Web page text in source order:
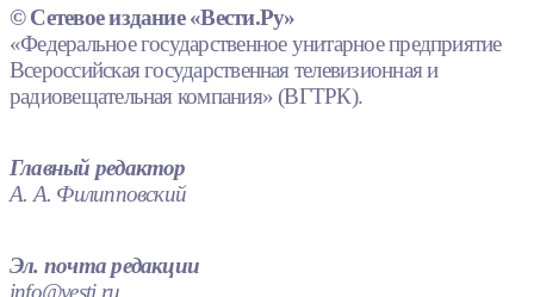
© Сетевое издание «Вести.Ру»
«Федеральное государственное унитарное предприятие
Всероссийская государственная телевизионная и
радиовещательная компания» (ВГТРК).
Главный редактор
А. А. Филипповский
Эл. почта редакции